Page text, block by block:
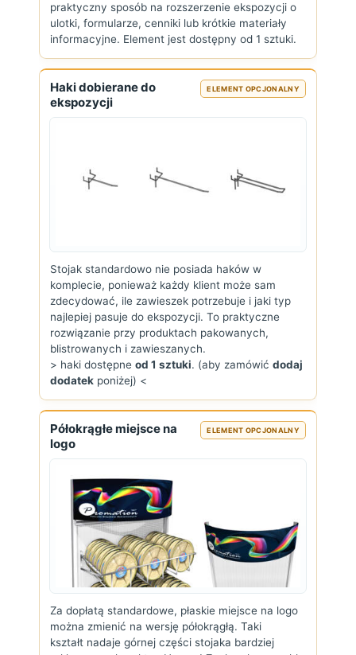
praktyczny sposób na rozszerzenie ekspozycji o
ulotki, formularze, cenniki lub krótkie materiały
informacyjne. Element jest dostępny od 1 sztuki.
Haki dobierane do
ekspozycji
ELEMENT OPCJONALNY
Stojak standardowo nie posiada haków w
komplecie, ponieważ każdy klient może sam
zdecydować, ile zawieszek potrzebuje i jaki typ
najlepiej pasuje do ekspozycji. To praktyczne
rozwiązanie przy produktach pakowanych,
blistrowanych i zawieszanych.
> haki dostępne od 1 sztuki. (aby zamówić dodaj
dodatek poniżej) <
Półokrągłe miejsce na
logo
ELEMENT OPCJONALNY
Za dopłatą standardowe, płaskie miejsce na logo
można zmienić na wersję półokrągłą. Taki
kształt nadaje górnej części stojaka bardziej